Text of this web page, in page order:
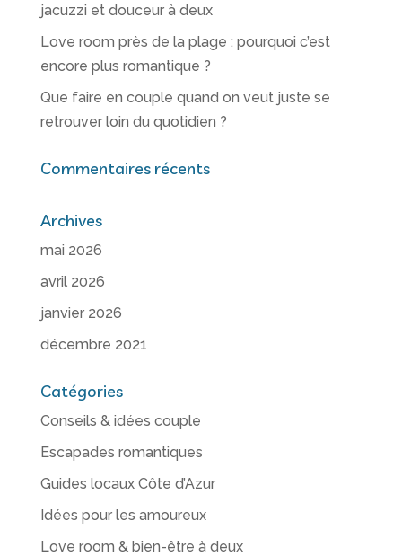
jacuzzi et douceur à deux
Love room près de la plage : pourquoi c’est
encore plus romantique ?
Que faire en couple quand on veut juste se
retrouver loin du quotidien ?
Commentaires récents
Archives
mai 2026
avril 2026
janvier 2026
décembre 2021
Catégories
Conseils & idées couple
Escapades romantiques
Guides locaux Côte d’Azur
Idées pour les amoureux
Love room & bien-être à deux